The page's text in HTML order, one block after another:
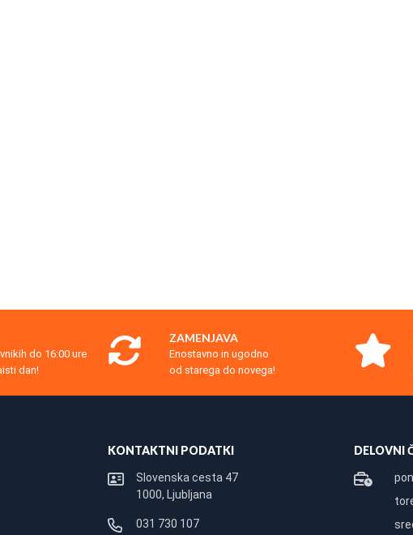
do 16:00 ure
dan!
ZAMENJAVA
Enostavno in ugodno
od starega do novega!
KONTAKTNI PODATKI
Slovenska cesta 47
1000, Ljubljana
031 730 107
DELOVNI